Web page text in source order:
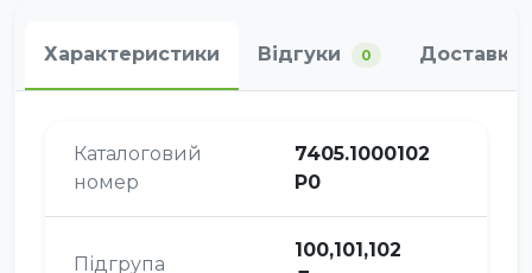
Характеристики Відгуки 0 Доставка
Каталоговий
номер
7405.1000102
Р0
Підгрупа
100,101,102